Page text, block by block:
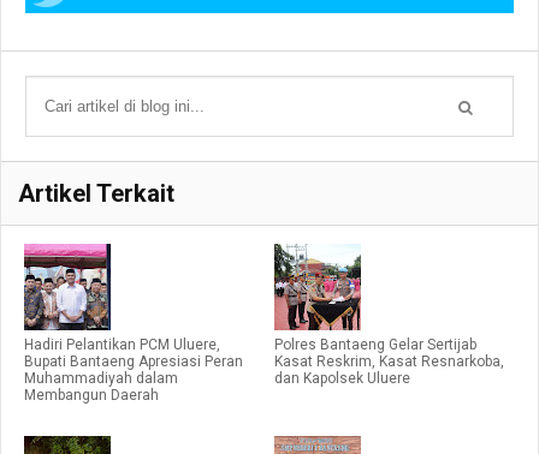
Artikel Terkait
Hadiri Pelantikan PCM Uluere,
Bupati Bantaeng Apresiasi Peran
Muhammadiyah dalam
Membangun Daerah
Polres Bantaeng Gelar Sertijab
Kasat Reskrim, Kasat Resnarkoba,
dan Kapolsek Uluere